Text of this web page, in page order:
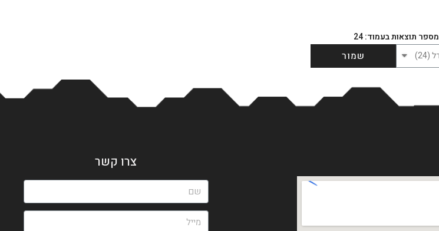
מספר תוצאות בעמוד: 24
שמור
צרו קשר
שליחה